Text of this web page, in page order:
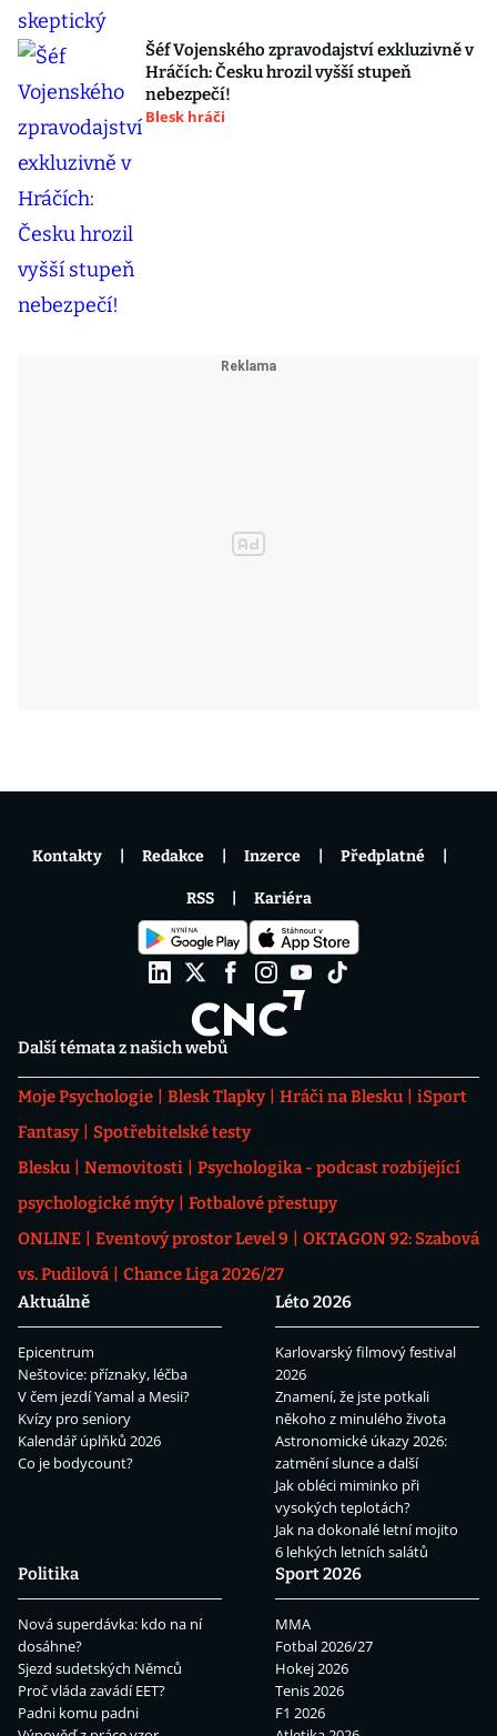
Šéf Vojenského zpravodajství exkluzivně v
Hráčích: Česku hrozil vyšší stupeň
nebezpečí!
Blesk hráči
Další témata z našich webů
Moje Psychologie Blesk Tlapky Hráči na Blesku
iSport
Fantasy
Spotřebitelské testy
Blesku
Nemovitosti
Psychologika - podcast rozbíjející
psychologické mýty
Fotbalové přestupy
ONLINE
Eventový prostor Level 9
OKTAGON 92: Szabová
vs. Pudilová
Chance Liga 2026/27
Aktuálně
Epicentrum
Neštovice: příznaky, léčba
V čem jezdí Yamal a Mesii?
Kvízy pro seniory
Kalendář úplňků 2026
Co je bodycount?
Léto 2026
Karlovarský filmový festival
2026
Znamení, že jste potkali
někoho z minulého života
Astronomické úkazy 2026:
zatmění slunce a další
Jak obléci miminko při
vysokých teplotách?
Jak na dokonalé letní mojito
6 lehkých letních salátů
Politika
Nová superdávka: kdo na ní
dosáhne?
Sjezd sudetských Němců
Proč vláda zavádí EET?
Padni komu padni
Sport 2026
MMA
Fotbal 2026/27
Hokej 2026
Tenis 2026
F1 2026
Kontakty Redakce Inzerce Předplatné
RSS Kariéra